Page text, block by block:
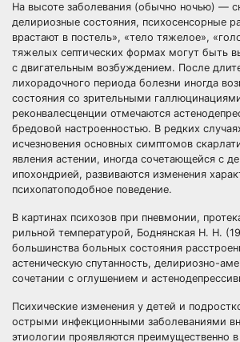
На высоте заболевания (обычно ночью) —
делириозные состояния, психосенсорные
врастают в постель», «тело тяжелое»,
тяжелых септических формах могут быть
с двигательным возбуждением. После
лихорадочного периода болезни иногда
состояния со зрительными
реконвалесценции отмечаются
бредовой настроенностью. В редких
исчезновения основных симптомов
явления астении, иногда сочетающейся с
ипохондрией, развиваются изменения
психопатоподобное поведение.
В картинах психозов при пневмонии,
рильной температурой, Боднянская Н. Н.
большинства больных состояния
астеническую спутанность, делириозно-
сочетании с оглушением и
Психические изменения у детей и
острыми инфекционными заболеваниями
этиологии проявляются преимущественно